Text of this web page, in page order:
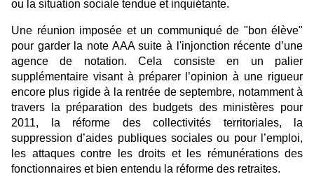
ou la situation sociale tendue et inquiétante.
Une réunion imposée et un communiqué de "bon élève"
pour garder la note AAA suite à l'injonction récente d’une
agence de notation. Cela consiste en un palier
supplémentaire visant à préparer l’opinion à une rigueur
encore plus rigide à la rentrée de septembre, notamment à
travers la préparation des budgets des ministères pour
2011, la réforme des collectivités territoriales, la
suppression d’aides publiques sociales ou pour l’emploi,
les attaques contre les droits et les rémunérations des
fonctionnaires et bien entendu la réforme des retraites.